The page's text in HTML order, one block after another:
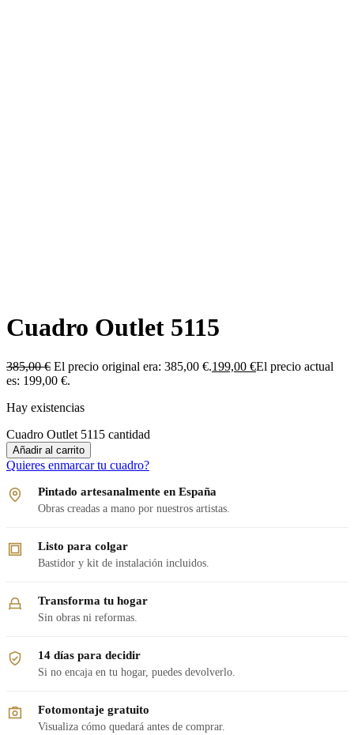
Cuadro Outlet 5115
385,00€ El precio original era: 385,00 €.199,00 €El precio actual
es: 199,00 €.
Hay existencias
Cuadro Outlet 5115 cantidad
Añadir al carrito
Quieres enmarcar tu cuadro?
Pintado artesanalmente en España
Obras creadas a mano por nuestros artistas.
Listo para colgar
Bastidor y kit de instalación incluidos.
Transforma tu hogar
Sin obras ni reformas.
14 días para decidir
Si no encaja en tu hogar, puedes devolverlo.
Fotomontaje gratuito
Visualiza cómo quedará antes de comprar.